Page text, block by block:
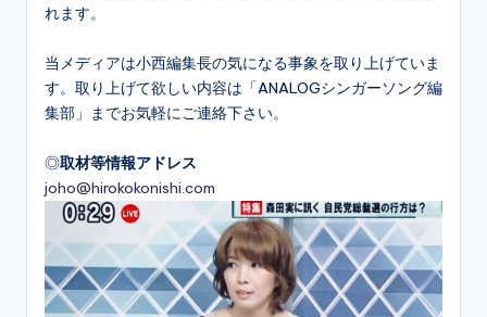
れます。
当メディアは小西編集長の気になる事象を取り上げていま
す。取り上げて欲しい内容は「ANALOGシンガーソング編
集部」までお気軽にご連絡下さい。
◎取材等情報アドレス
joho@hirokokonishi.com